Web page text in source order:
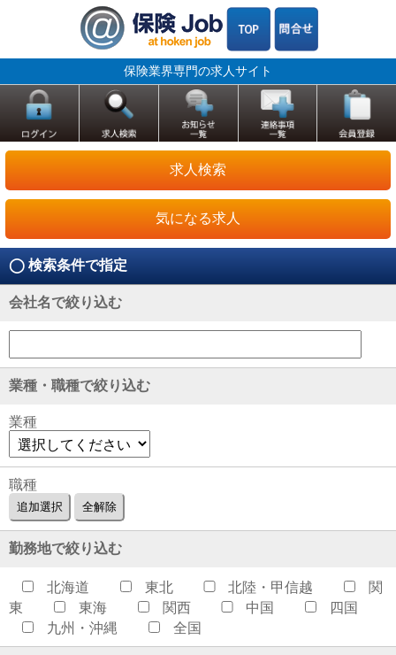
保険業界専門の求人サイト
求人検索
気になる求人
◯ 検索条件で指定
会社名で絞り込む
業種・職種で絞り込む
業種
職種
勤務地で絞り込む
北海道 東北 北陸・甲信越
関
東
東海 関西 中国
四国
九州・沖縄
全国